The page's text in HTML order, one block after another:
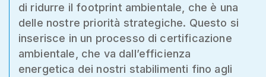
di ridurre il footprint ambientale, che è una
delle nostre priorità strategiche. Questo si
inserisce in un processo di certificazione
ambientale, che va dall’efficienza
energetica dei nostri stabilimenti fino agli